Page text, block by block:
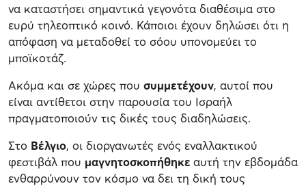
να καταστήσει σημαντικά γεγονότα διαθέσιμα στο
ευρύ τηλεοπτικό κοινό. Κάποιοι έχουν δηλώσει ότι η
απόφαση να μεταδοθεί το σόου υπονομεύει το
μποϊκοτάζ.
Ακόμα και σε χώρες που συμμετέχουν, αυτοί που
είναι αντίθετοι στην παρουσία του Ισραήλ
πραγματοποιούν τις δικές τους διαδηλώσεις.
Στο Βέλγιο, οι διοργανωτές ενός εναλλακτικού
φεστιβάλ που μαγνητοσκοπήθηκε αυτή την εβδομάδα
ενθαρρύνουν τον κόσμο να δει τη δική τους